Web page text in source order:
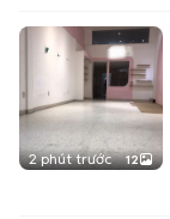
2 phút trước 12